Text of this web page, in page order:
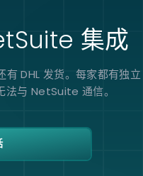
集成
有 DHL 发货。每家都有独立
法与 NetSuite 通信。